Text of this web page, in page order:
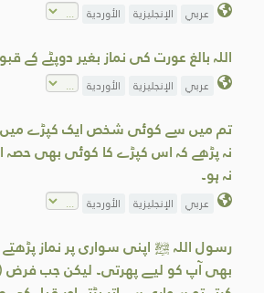
عربي الإنجليزية الأوردية
اللہ بالغ عورت کی نماز بغیر دوپٹے کے
عربي الإنجليزية الأوردية
تم میں سے کوئی شخص ایک کپڑے میں
نہ پڑھے کہ اس کپڑے کا کوئی بھی
نہ ہو۔
عربي الإنجليزية الأوردية
رسول اللہ ﷺ اپنی سواری پر نماز
بھی آپ کو لیے پھرتی۔ لیکن جب فرض